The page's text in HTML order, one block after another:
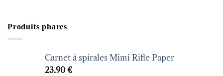
Produits phares
Carnet à spirales Mimi Rifle Paper
23.90 €